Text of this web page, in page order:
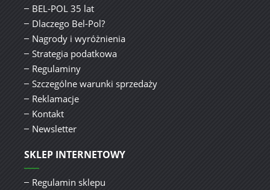
BEL-POL 35 lat
Dlaczego Bel-Pol?
Nagrody i wyróżnienia
Strategia podatkowa
Regulaminy
Szczególne warunki sprzedaży
Reklamacje
Kontakt
Newsletter
SKLEP INTERNETOWY
Regulamin sklepu